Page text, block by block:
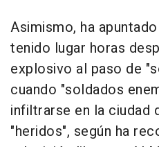
Asimismo, ha
tenido lugar horas
explosivo al paso de
cuando "soldados
infiltrarse en la ciudad
"heridos", según ha